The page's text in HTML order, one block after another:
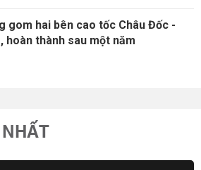
gom hai bên cao tốc Châu Đốc -
hoàn thành sau một năm